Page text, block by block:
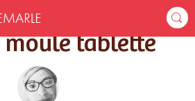
Fraisier moule tablette
moule tablette